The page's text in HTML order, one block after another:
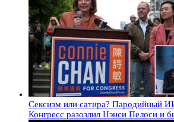
Сексизм или сатира? Пародийный
Конгресс разозлил Нэнси Пелоси и